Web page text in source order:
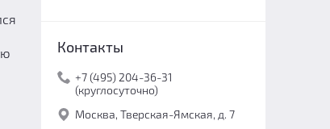
Контакты
+7 (495) 204-36-31
(круглосуточно)
Москва, Тверская-Ямская, д. 7